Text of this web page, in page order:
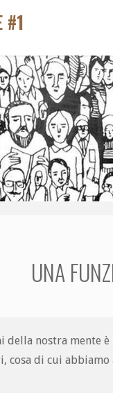
#1
UNA
nostra mente è
cosa di cui abbiamo